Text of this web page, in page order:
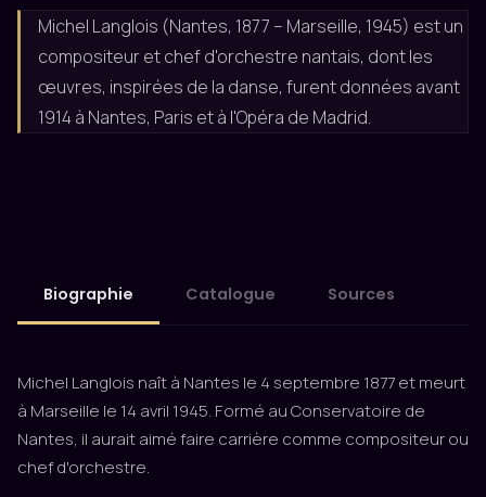
Michel Langlois (Nantes, 1877 – Marseille, 1945) est un
compositeur et chef d'orchestre nantais, dont les
œuvres, inspirées de la danse, furent données avant
1914 à Nantes, Paris et à l'Opéra de Madrid.
Biographie Catalogue Sources
Michel Langlois naît à Nantes le 4 septembre 1877 et meurt
à Marseille le 14 avril 1945. Formé au Conservatoire de
Nantes, il aurait aimé faire carrière comme compositeur ou
chef d'orchestre.